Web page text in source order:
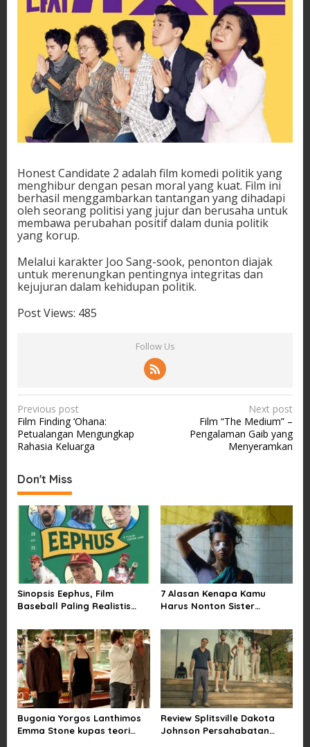
Honest Candidate 2 adalah film komedi politik yang
menghibur dengan pesan moral yang kuat. Film ini
berhasil menggambarkan tantangan yang dihadapi
oleh seorang politisi yang jujur dan berusaha untuk
membawa perubahan positif dalam dunia politik
yang korup.
Melalui karakter Joo Sang-sook, penonton diajak
untuk merenungkan pentingnya integritas dan
kejujuran dalam kehidupan politik.
Post Views: 485
Follow Us
P
o
s
n
a
g
a
t
o
n
Previous post
Film Finding ‘Ohana:
Petualangan Mengungkap
Rahasia Keluarga
Next post
Film “The Medium” –
Pengalaman Gaib yang
Menyeramkan
Don't Miss
Sinopsis Eephus, Film
Baseball Paling Realistis
7 Alasan Kenapa Kamu
Harus Nonton Sister
Bugonia Yorgos Lanthimos
Emma Stone kupas teori
Review Splitsville Dakota
Johnson Persahabatan